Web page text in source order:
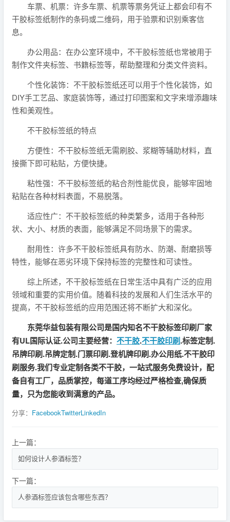
车票、机票：许多车票、机票等票务凭证上都会印有不
干胶标签纸制作的条码或二维码，用于验票和识别乘客信
息。
办公用品：在办公室环境中，不干胶标签纸也常被用于
制作文件夹标签、书籍标签等，帮助整理和分类文件资料。
个性化装饰：不干胶标签纸还可以用于个性化装饰，如
DIY手工艺品、家庭装饰等，通过打印图案和文字来增添趣味
性和美观性。
不干胶标签纸的特点
方便性：不干胶标签纸无需刷胶、浆糊等辅助材料，直
接撕下即可粘贴，方便快捷。
粘性强：不干胶标签纸的粘合剂性能优良，能够牢固地
粘贴在各种材料表面，不易脱落。
适应性广：不干胶标签纸的种类繁多，适用于各种形
状、大小、材质的表面，能够满足不同场景下的需求。
耐用性：许多不干胶标签纸具有防水、防潮、耐磨损等
特性，能够在恶劣环境下保持标签的完整性和可读性。
综上所述，不干胶标签纸在日常生活中具有广泛的应用
领域和重要的实用价值。随着科技的发展和人们生活水平的
提高，不干胶标签纸的应用范围还将不断扩大和深化。
东莞华益包装有限公司是国内知名不干胶标签印刷厂家
有UL国际认证.公司主要经营： 不干胶.不干胶印刷.标签定制.
吊牌印刷.吊牌定制.门票印刷.登机牌印刷.办公用纸.不干胶印
刷服务.我们专业定制各类不干胶，一站式服务免费设计，配
备自有工厂，品质掌控，每道工序均经过严格检查,确保质
量，只为您能收到满意的产品。
分享： FacebookTwitterLinkedIn
上一篇：
如何设计人参酒标签？
下一篇：
人参酒标签应该包含哪些东西？